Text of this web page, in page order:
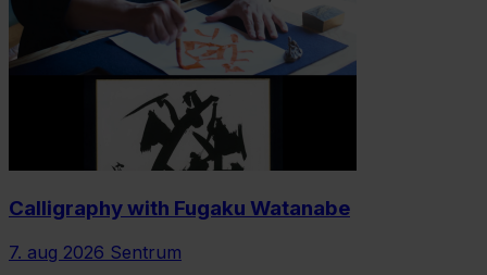
Calligraphy with Fugaku Watanabe
7. aug 2026 Sentrum